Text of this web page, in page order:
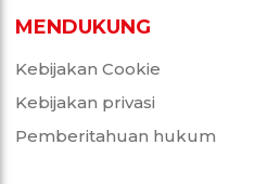
MENDUKUNG
Kebijakan Cookie
Kebijakan privasi
Pemberitahuan hukum